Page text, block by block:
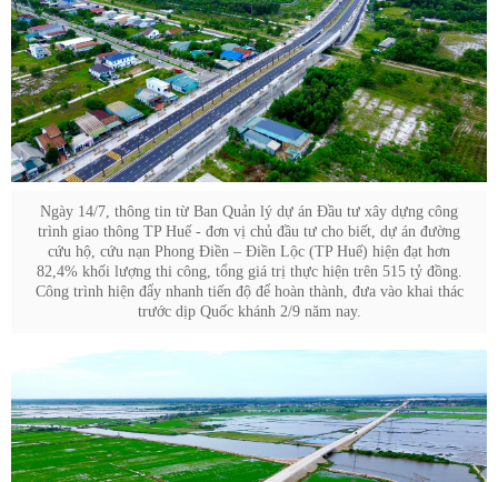
Ngày 14/7, thông tin từ Ban Quản lý dự án Đầu tư xây dựng công
trình giao thông TP Huế - đơn vị chủ đầu tư cho biết, dự án đường
cứu hộ , cứu nạn Phong Điền – Điền Lộc (TP Huế) hiện đạt hơn
82,4% khối lượng thi công, tổng giá trị thực hiện trên 515 tỷ đồng.
Công trình hiện đẩy nhanh tiến độ để hoàn thành, đưa vào khai thác
trước dịp Quốc khánh 2/9 năm nay.